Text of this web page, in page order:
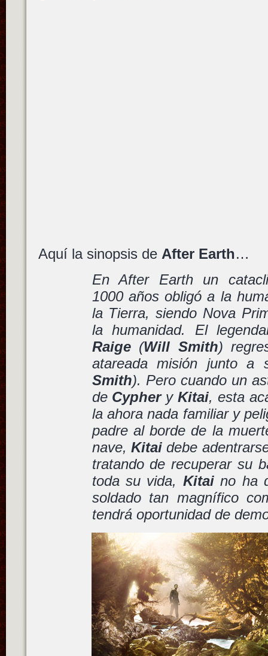
Aquí la sinopsis de After Earth…
En After Earth un
1000 años obligó a la
la Tierra, siendo Nova
la humanidad. El
Raige(Will Smith)
atareada misión junto
Smith). Pero cuando un
de CypheryKitai, esta
la ahora nada familiar y
padre al borde de la
nave, Kitaidebe
tratando de recuperar su
toda su vida, Kitaino ha
soldado tan magnífico
tendrá oportunidad de